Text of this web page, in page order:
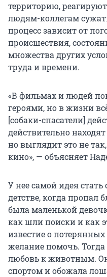
территорию,
людям-коллегам
процесс зависит от
происшествия,
множества других
труда и времени.
«В фильмах и людей
героями, но в жизни
[собаки-спасатели]
действительно
но выглядит это не
кино», — объясняет
У нее самой идея стать
детстве, когда пропал
была маленькой
как шли поиски и как
известие о
желание помочь.
любовь к животным.
спортом и обожала